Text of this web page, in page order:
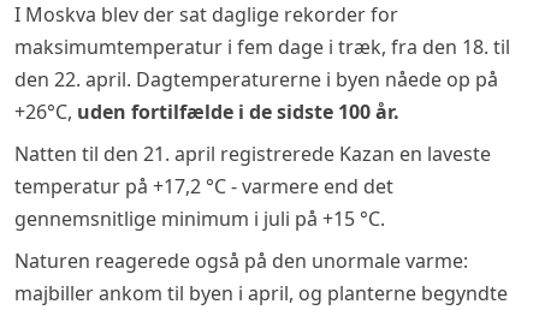
I Moskva blev der sat daglige rekorder for
maksimumtemperatur i fem dage i træk, fra den 18. til
den 22. april. Dagtemperaturerne i byen nåede op på
+26°C, uden fortilfælde i de sidste 100 år.
Natten til den 21. april registrerede Kazan en laveste
temperatur på +17,2 °C - varmere end det
gennemsnitlige minimum i juli på +15 °C.
Naturen reagerede også på den unormale varme:
majbiller ankom til byen i april, og planterne begyndte